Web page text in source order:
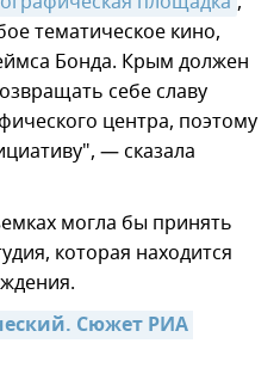
тематическое кино,
Бонда. Крым должен
себе славу
центра, поэтому
— сказала
могла бы принять
которая находится
Сюжет РИА